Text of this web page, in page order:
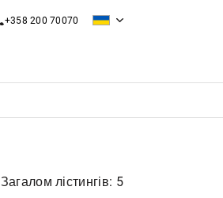
+358 200 70070
Загалом лістингів: 5